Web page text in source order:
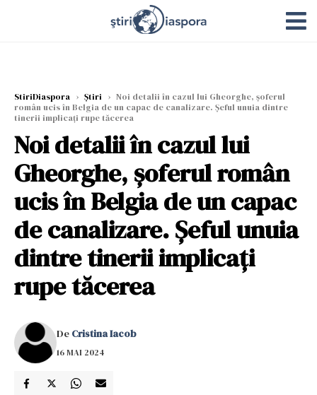
StiriDiaspora › Știri › Noi detalii în cazul lui Gheorghe, șoferul
român ucis în Belgia de un capac de canalizare. Șeful unuia dintre
tinerii implicați rupe tăcerea
Noi detalii în cazul lui
Gheorghe, șoferul român
ucis în Belgia de un capac
de canalizare. Șeful unuia
dintre tinerii implicați
rupe tăcerea
De Cristina Iacob
16 MAI 2024